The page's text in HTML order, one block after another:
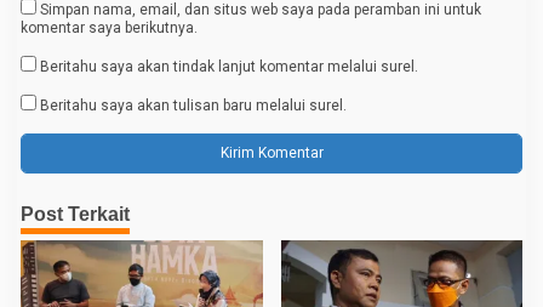
Simpan nama, email, dan situs web saya pada peramban ini untuk
komentar saya berikutnya.
Beritahu saya akan tindak lanjut komentar melalui surel.
Beritahu saya akan tulisan baru melalui surel.
Post Terkait